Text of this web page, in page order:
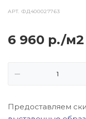
АРТ.ФД400027763
6 960 р./м2
Предоставляем